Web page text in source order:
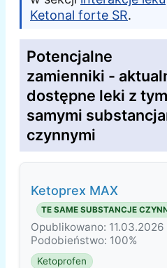
Ketonal forte SR.
Potencjalne
zamienniki -
dostępne leki z
samymi
czynnymi
Ketoprex MAX
TE SAME SUBSTANCJE
Opublikowano: 11.03.2026 |
Podobieństwo: 100%
Ketoprofen